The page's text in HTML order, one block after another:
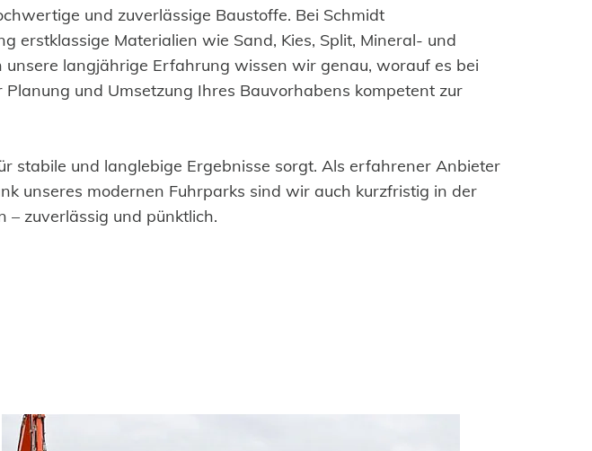
und zuverlässige Baustoffe. Bei Schmidt
erstklassige Materialien wie Sand, Kies, Split, Mineral- und
langjährige Erfahrung wissen wir genau, worauf es bei
und Umsetzung Ihres Bauvorhabens kompetent zur
stabile und langlebige Ergebnisse sorgt. Als erfahrener Anbieter
unseres modernen Fuhrparks sind wir auch kurzfristig in der
– zuverlässig und pünktlich.